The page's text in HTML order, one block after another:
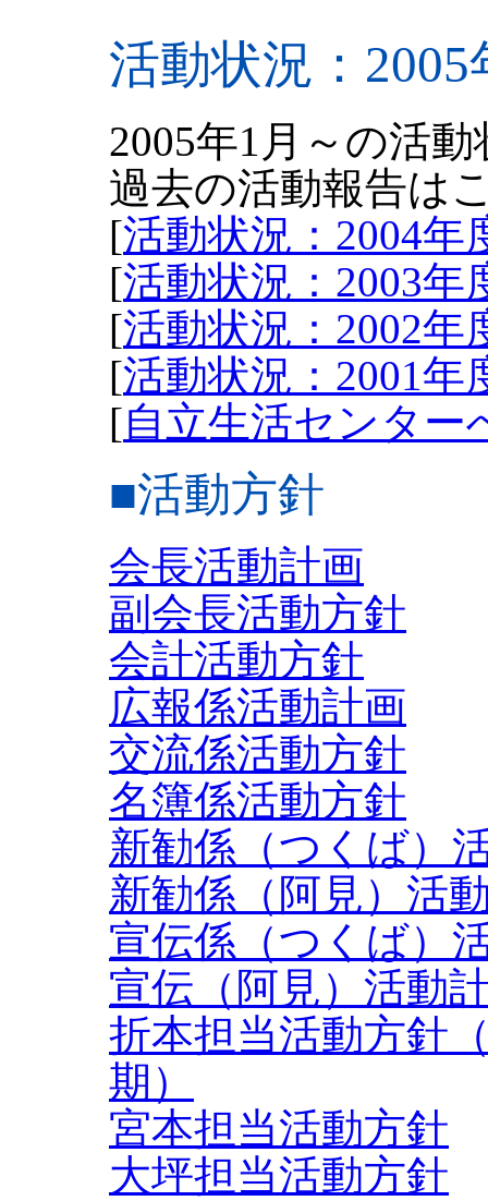
活動状況：2005
2005年1月～の活
過去の活動報告は
[活動状況：2004年
[活動状況：2003年
[活動状況：2002年
[活動状況：2001年
[自立生活センター
■活動方針
会長活動計画
副会長活動方針
会計活動方針
広報係活動計画
交流係活動方針
名簿係活動方針
新勧係（つくば）
新勧係（阿見）活
宣伝係（つくば）
宣伝（阿見）活動
折本担当活動方針
期）
宮本担当活動方針
大坪担当活動方針